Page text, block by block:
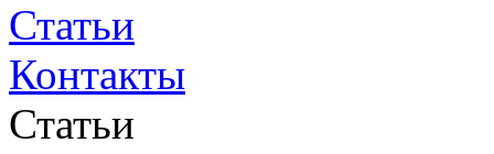
Статьи
Контакты
Статьи